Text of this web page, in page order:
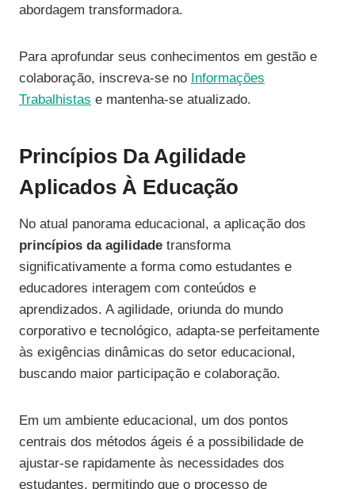
abordagem transformadora.
Para aprofundar seus conhecimentos em gestão e
colaboração, inscreva-se no Informações
Trabalhistas e mantenha-se atualizado.
Princípios Da Agilidade
Aplicados À Educação
No atual panorama educacional, a aplicação dos
princípios da agilidade transforma
significativamente a forma como estudantes e
educadores interagem com conteúdos e
aprendizados. A agilidade, oriunda do mundo
corporativo e tecnológico, adapta-se perfeitamente
às exigências dinâmicas do setor educacional,
buscando maior participação e colaboração.
Em um ambiente educacional, um dos pontos
centrais dos métodos ágeis é a possibilidade de
ajustar-se rapidamente às necessidades dos
estudantes, permitindo que o processo de